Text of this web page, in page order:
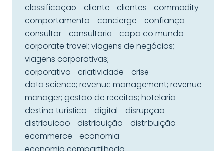
classificação
cliente clientes
commodity
comportamento
concierge
confiança
consultor
consultoria
copa do mundo
corporate travel; viagens de negócios;
viagens corporativas;
corporativo
criatividade
crise
data science; revenue management; revenue
manager; gestão de receitas; hotelaria
destino turístico
digital
disrupção
distribuicao
distribuição
distribuição
ecommerce
economia
economia compartilhada